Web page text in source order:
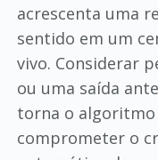
acrescenta uma
sentido em um
vivo. Considerar
ou uma saída
torna o algoritmo
comprometer o